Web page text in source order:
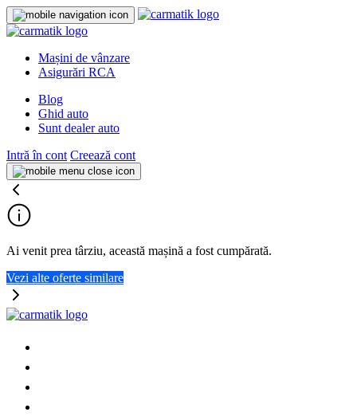
Mașini de vânzare
Asigurări RCA
Blog
Ghid auto
Sunt dealer auto
Intră în cont Creează cont
Ai venit prea târziu, această mașină a fost cumpărată.
Vezi alte oferte similare